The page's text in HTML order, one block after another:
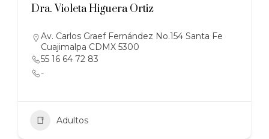
Dra. Violeta Higuera Ortiz
Av. Carlos Graef Fernández No.154 Santa Fe
Cuajimalpa CDMX 5300
55 16 64 72 83
-
Adultos